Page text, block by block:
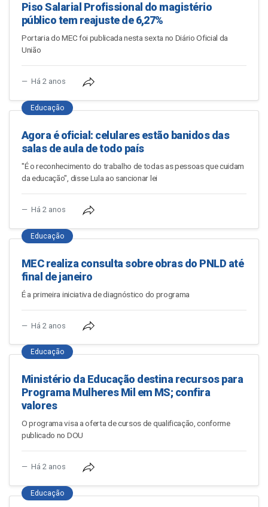
Piso Salarial Profissional do magistério
público tem reajuste de 6,27%
Portaria do MEC foi publicada nesta sexta no Diário Oficial da
União
Há 2 anos
Educação
Agora é oficial: celulares estão banidos das
salas de aula de todo país
"É o reconhecimento do trabalho de todas as pessoas que cuidam
da educação", disse Lula ao sancionar lei
Há 2 anos
Educação
MEC realiza consulta sobre obras do PNLD até
final de janeiro
É a primeira iniciativa de diagnóstico do programa
Há 2 anos
Educação
Ministério da Educação destina recursos para
Programa Mulheres Mil em MS; confira
valores
O programa visa a oferta de cursos de qualificação, conforme
publicado no DOU
Há 2 anos
Educação